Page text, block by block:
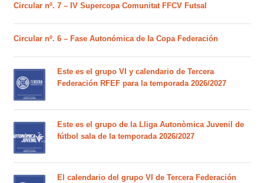
Circular nº. 7 – IV Supercopa Comunitat FFCV Futsal
Circular nº. 6 – Fase Autonómica de la Copa Federación
Este es el grupo VI y calendario de Tercera
Federación RFEF para la temporada 2026/2027
Este es el grupo de la Lliga Autonòmica Juvenil de
fútbol sala de la temporada 2026/2027
El calendario del grupo VI de Tercera Federación